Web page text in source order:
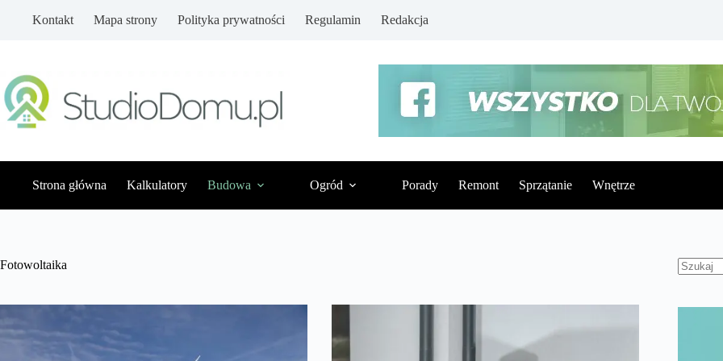
Kontakt Mapa strony Polityka prywatności Regulamin Redakcja
Strona główna Kalkulatory Budowa Ogród Porady Remont Sprzątanie Wnętrze
Fotowoltaika